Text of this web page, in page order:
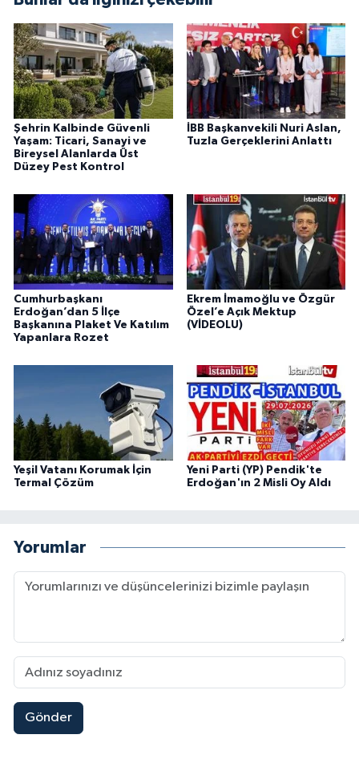
Şehrin Kalbinde Güvenli
Yaşam: Ticari, Sanayi ve
Bireysel Alanlarda Üst
Düzey Pest Kontrol
İBB Başkanvekili Nuri Aslan,
Tuzla Gerçeklerini Anlattı
Cumhurbaşkanı
Erdoğan’dan 5 İlçe
Başkanına Plaket Ve Katılım
Yapanlara Rozet
Ekrem İmamoğlu ve Özgür
Özel’e Açık Mektup
(VİDEOLU)
Yeşil Vatanı Korumak İçin
Termal Çözüm
Yeni Parti (YP) Pendik'te
Erdoğan'ın 2 Misli Oy Aldı
Yorumlar
Gönder